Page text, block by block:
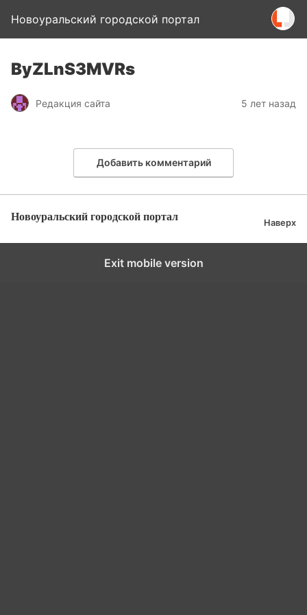
Новоуральский городской портал
ByZLnS3MVRs
Редакция сайта 5 лет назад
Добавить комментарий
Новоуральский городской портал Наверх
Exit mobile version